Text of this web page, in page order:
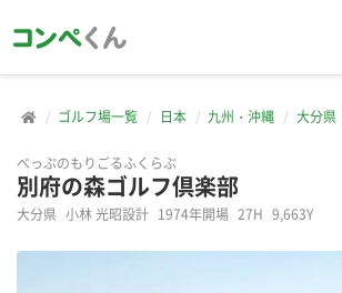
ゴルフ場一覧 日本 九州・沖縄 大分県
べっぷのもりごるふくらぶ
別府の森ゴルフ倶楽部
大分県 小林 光昭設計 1974年開場 27H 9,663Y